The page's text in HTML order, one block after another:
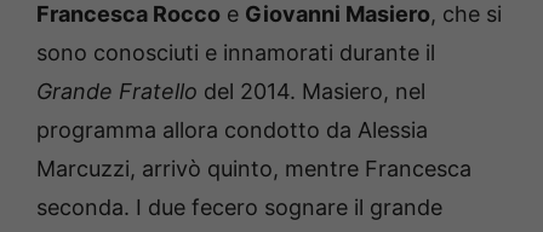
Francesca Rocco e Giovanni Masiero, che si
sono conosciuti e innamorati durante il
Grande Fratello del 2014. Masiero, nel
programma allora condotto da Alessia
Marcuzzi, arrivò quinto, mentre Francesca
seconda. I due fecero sognare il grande